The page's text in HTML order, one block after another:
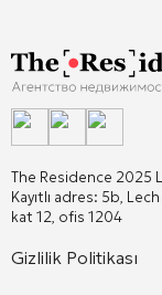
The Residence 2025
Kayıtlı adres: 5b,
kat 12, ofis 1204
Gizlilik Politikası